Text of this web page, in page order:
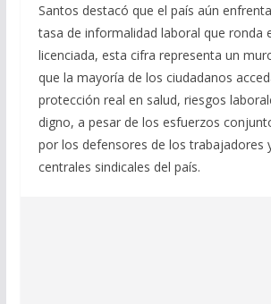
Santos destacó que el país aún
tasa de informalidad laboral que ronda
licenciada, esta cifra representa un
que la mayoría de los ciudadanos
protección real en salud, riesgos
digno, a pesar de los esfuerzos
por los defensores de los trabajadores
centrales sindicales del país.